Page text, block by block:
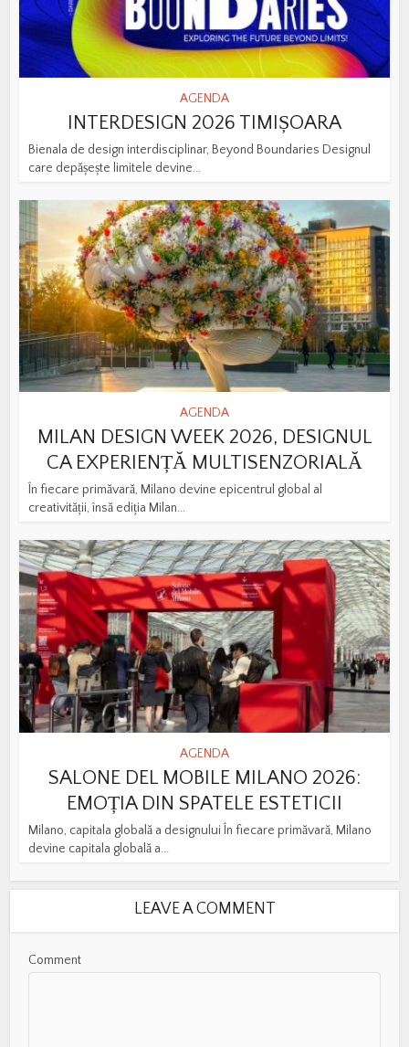
AGENDA
INTERDESIGN 2026 TIMIȘOARA
Bienala de design interdisciplinar, Beyond Boundaries Designul
care depășește limitele devine...
AGENDA
MILAN DESIGN WEEK 2026, DESIGNUL
CA EXPERIENȚĂ MULTISENZORIALĂ
În fiecare primăvară, Milano devine epicentrul global al
creativității, însă ediția Milan...
AGENDA
SALONE DEL MOBILE MILANO 2026:
EMOȚIA DIN SPATELE ESTETICII
Milano, capitala globală a designului În fiecare primăvară, Milano
devine capitala globală a...
LEAVE A COMMENT
Comment